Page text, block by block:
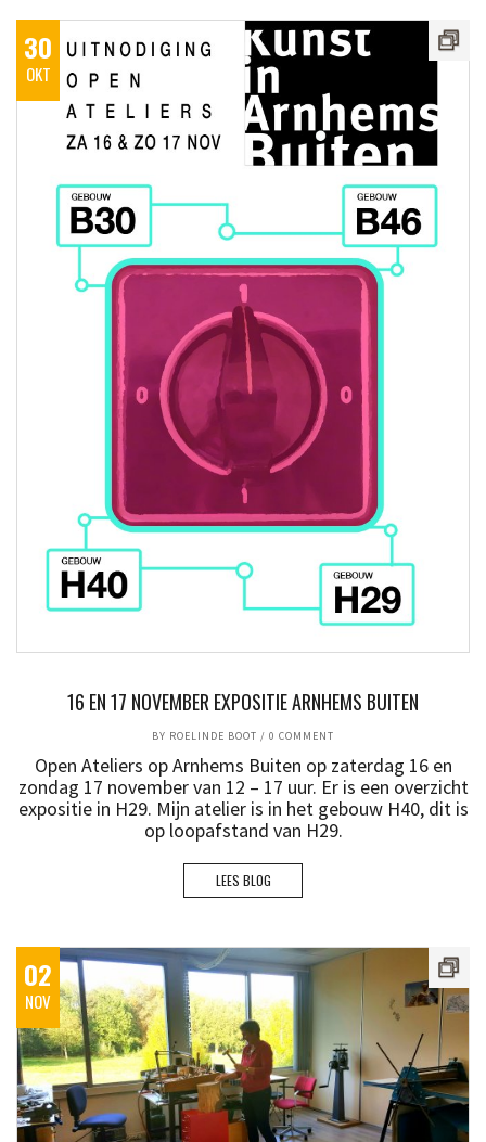
30
OKT
16 EN 17 NOVEMBER EXPOSITIE ARNHEMS BUITEN
BY ROELINDE BOOT / 0 COMMENT
Open Ateliers op Arnhems Buiten op zaterdag 16 en
zondag 17 november van 12 – 17 uur. Er is een overzicht
expositie in H29. Mijn atelier is in het gebouw H40, dit is
op loopafstand van H29.
LEES BLOG
02
NOV